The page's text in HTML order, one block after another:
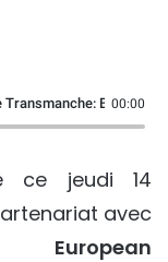
Transmanche: Brittany
00:00
ce jeudi 14
avec
European